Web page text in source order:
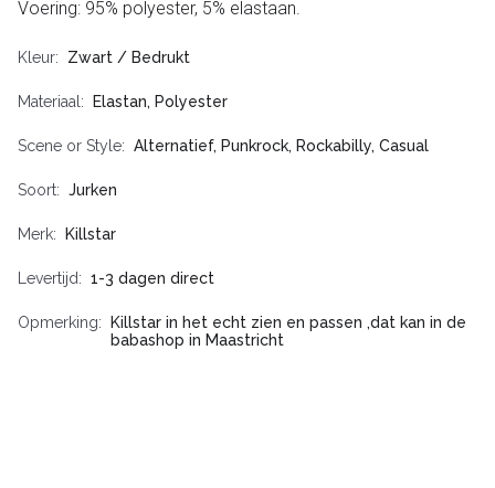
Voering: 95% polyester, 5% elastaan.
Kleur Zwart / Bedrukt
Materiaal Elastan, Polyester
Scene or Style Alternatief, Punkrock, Rockabilly, Casual
Soort Jurken
Merk Killstar
Levertijd 1-3 dagen direct
Opmerking
Killstar in het echt zien en passen ,dat kan in de
babashop in Maastricht